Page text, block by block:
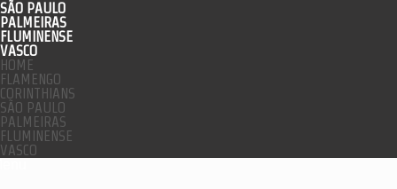
SÃO PAULO
PALMEIRAS
FLUMINENSE
VASCO
HOME
FLAMENGO
CORINTHIANS
SÃO PAULO
PALMEIRAS
FLUMINENSE
VASCO